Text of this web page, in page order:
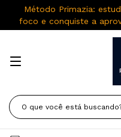
Método Primazia:
foco e conquiste a